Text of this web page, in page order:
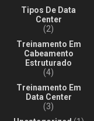
Tipos De Data
Center
(2)
Treinamento Em
Cabeamento
Estruturado
(4)
Treinamento Em
Data Center
(3)